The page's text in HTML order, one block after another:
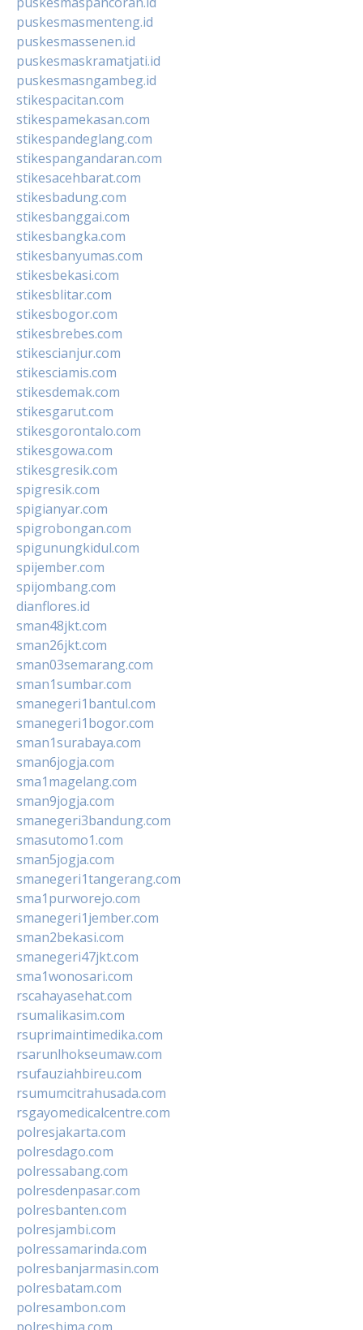
puskesmasmenteng.id
puskesmassenen.id
puskesmaskramatjati.id
puskesmasngambeg.id
stikespacitan.com
stikespamekasan.com
stikespandeglang.com
stikespangandaran.com
stikesacehbarat.com
stikesbadung.com
stikesbanggai.com
stikesbangka.com
stikesbanyumas.com
stikesbekasi.com
stikesblitar.com
stikesbogor.com
stikesbrebes.com
stikescianjur.com
stikesciamis.com
stikesdemak.com
stikesgarut.com
stikesgorontalo.com
stikesgowa.com
stikesgresik.com
spigresik.com
spigianyar.com
spigrobongan.com
spigunungkidul.com
spijember.com
spijombang.com
dianflores.id
sman48jkt.com
sman26jkt.com
sman03semarang.com
sman1sumbar.com
smanegeri1bantul.com
smanegeri1bogor.com
sman1surabaya.com
sman6jogja.com
sma1magelang.com
sman9jogja.com
smanegeri3bandung.com
smasutomo1.com
sman5jogja.com
smanegeri1tangerang.com
sma1purworejo.com
smanegeri1jember.com
sman2bekasi.com
smanegeri47jkt.com
sma1wonosari.com
rscahayasehat.com
rsumalikasim.com
rsuprimaintimedika.com
rsarunlhokseumaw.com
rsufauziahbireu.com
rsumumcitrahusada.com
rsgayomedicalcentre.com
polresjakarta.com
polresdago.com
polressabang.com
polresdenpasar.com
polresbanten.com
polresjambi.com
polressamarinda.com
polresbanjarmasin.com
polresbatam.com
polresambon.com
polresbima.com